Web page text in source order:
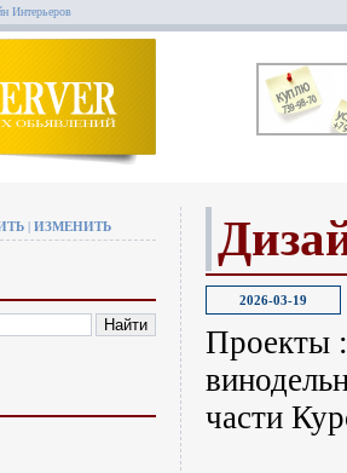
Интерьеров
| ИЗМЕНИТЬ
2026-03-19
Проекты
части